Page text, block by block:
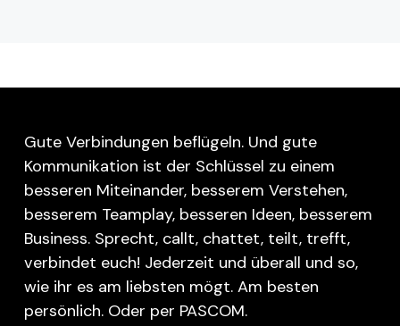
Gute Verbindungen beflügeln. Und gute
Kommunikation ist der Schlüssel zu einem
besseren Miteinander, besserem Verstehen,
besserem Teamplay, besseren Ideen, besserem
Business. Sprecht, callt, chattet, teilt, trefft,
verbindet euch! Jederzeit und überall und so,
wie ihr es am liebsten mögt. Am besten
persönlich. Oder per PASCOM.